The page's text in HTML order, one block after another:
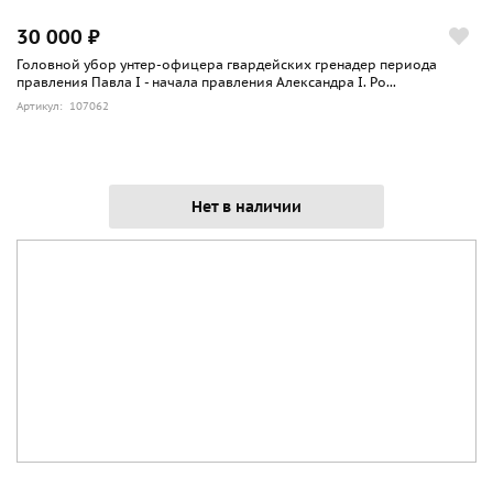
30 000 ₽
Головной убор унтер-офицера гвардейских гренадер периода
правления Павла I - начала правления Александра I. Ро...
Артикул: 107062
Нет в наличии